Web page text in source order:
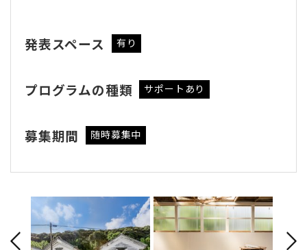
発表スペース 有り
プログラムの種類 サポートあり
募集期間 随時募集中